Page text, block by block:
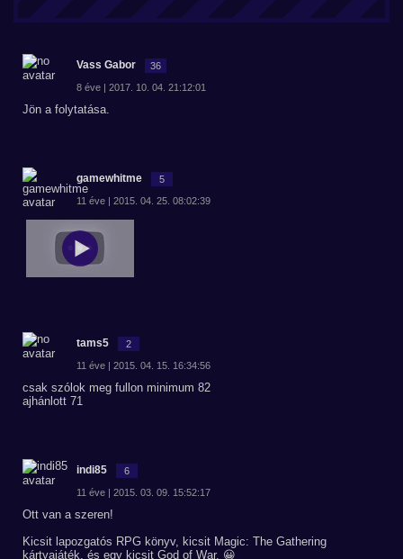
Vass Gabor 36
8 éve | 2017. 10. 04. 21:12:01
Jön a folytatása.
gamewhitme 5
11 éve | 2015. 04. 25. 08:02:39
tams5 2
11 éve | 2015. 04. 15. 16:34:56
csak szólok meg fullon minimum 82
ajhánlott 71
indi85 6
11 éve | 2015. 03. 09. 15:52:17
Ott van a szeren!
Kicsit lapozgatós RPG könyv, kicsit Magic: The Gathering
kártyajáték, és egy kicsit God of War. 😀